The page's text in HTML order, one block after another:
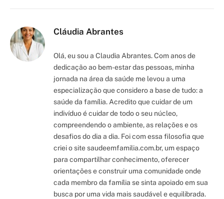
Cláudia Abrantes
Olá, eu sou a Claudia Abrantes. Com anos de
dedicação ao bem-estar das pessoas, minha
jornada na área da saúde me levou a uma
especialização que considero a base de tudo: a
saúde da família. Acredito que cuidar de um
indivíduo é cuidar de todo o seu núcleo,
compreendendo o ambiente, as relações e os
desafios do dia a dia. Foi com essa filosofia que
criei o site saudeemfamilia.com.br, um espaço
para compartilhar conhecimento, oferecer
orientações e construir uma comunidade onde
cada membro da família se sinta apoiado em sua
busca por uma vida mais saudável e equilibrada.